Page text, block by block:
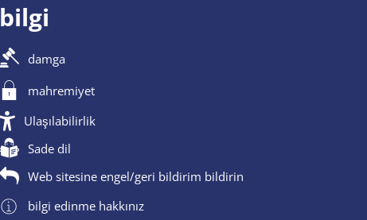
bilgi
damga
mahremiyet
Ulaşılabilirlik
Sade dil
Web sitesine engel/geri bildirim bildirin
bilgi edinme hakkınız